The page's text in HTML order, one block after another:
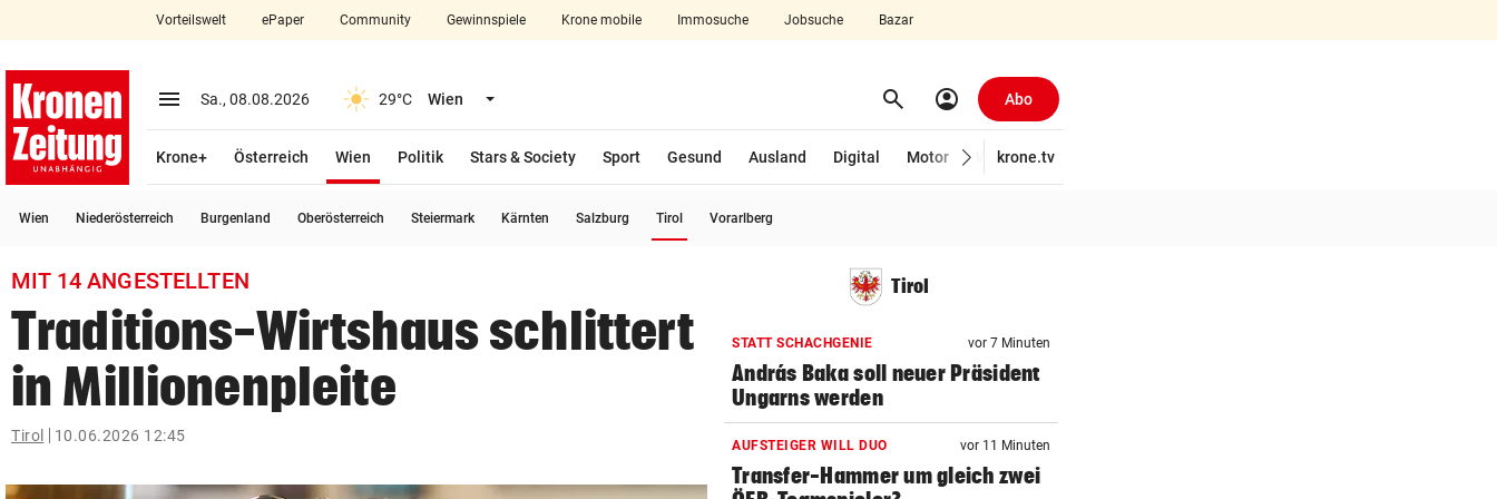
closeSchließen
account_circle Anmelden
arrow_right
bookmark
search
Suchbegriff
eingeben
Vorteilswelt ePaper Community Gewinnspiele Krone mobile Immosuche Jobsuche Bazar
menu Menü aufklappen
Sa., 08.08.2026 29°C Wien Menü aufklappen search Suchen
account_circle Abo
Krone+ Österreich Wien
Politik
Stars & Society Sport Gesund Ausland Digital Motor Wirtschaft
krone.tv
Wien Niederösterreich Burgenland Oberösterreich Steiermark Kärnten Salzburg Tirol Vorarlberg
MIT 14 ANGESTELLTEN
Traditions-Wirtshaus schlittert
in Millionenpleite
Tirol 10.06.2026 12:45
Tirol
STATT SCHACHGENIE vor 7 Minuten
András Baka soll neuer Präsident
Ungarns werden
AUFSTEIGER WILL DUO vor 11 Minuten
Transfer-Hammer um gleich zwei